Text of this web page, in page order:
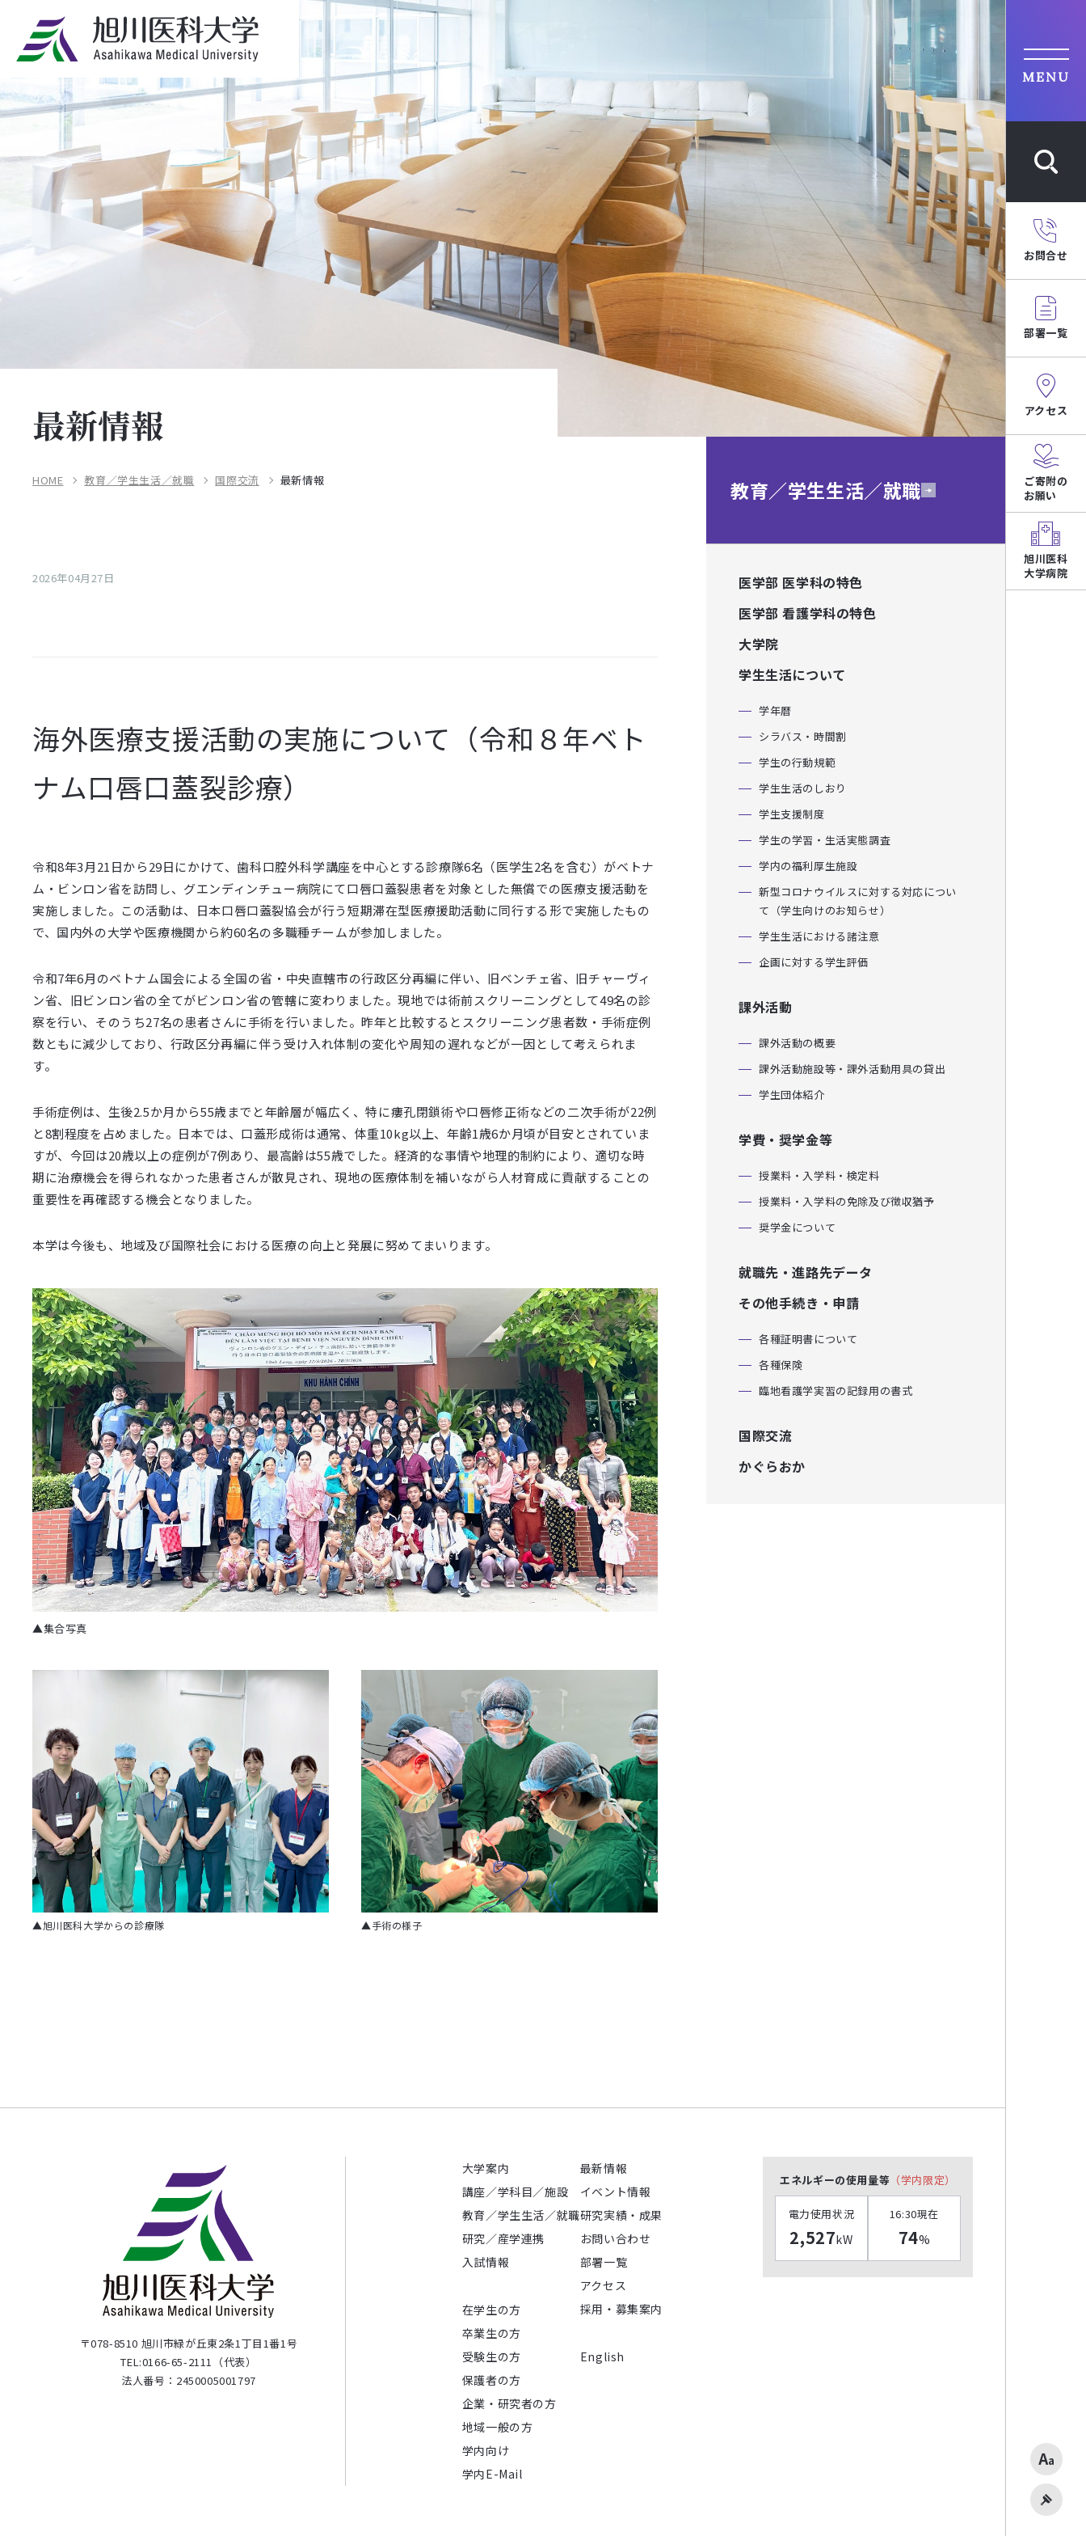
MENU
お問合せ
部署一覧
アクセス
ご寄附の
お願い
旭川医科
大学病院
最新情報
HOME 教育／学生生活／就職 国際交流 最新情報
2026年04月27日
海外医療支援活動の実施について（令和８年ベト
ナム口唇口蓋裂診療）
令和8年3月21日から29日にかけて、歯科口腔外科学講座を中心とする診療隊6名（医学生2名を含む）がベトナ
ム・ビンロン省を訪問し、グエンディンチュー病院にて口唇口蓋裂患者を対象とした無償での医療支援活動を
実施しました。この活動は、日本口唇口蓋裂協会が行う短期滞在型医療援助活動に同行する形で実施したもの
で、国内外の大学や医療機関から約60名の多職種チームが参加しました。
令和7年6月のベトナム国会による全国の省・中央直轄市の行政区分再編に伴い、旧ベンチェ省、旧チャーヴィ
ン省、旧ビンロン省の全てがビンロン省の管轄に変わりました。現地では術前スクリーニングとして49名の診
察を行い、そのうち27名の患者さんに手術を行いました。昨年と比較するとスクリーニング患者数・手術症例
数ともに減少しており、行政区分再編に伴う受け入れ体制の変化や周知の遅れなどが一因として考えられま
す。
手術症例は、生後2.5か月から55歳までと年齢層が幅広く、特に瘻孔閉鎖術や口唇修正術などの二次手術が22例
と8割程度を占めました。日本では、口蓋形成術は通常、体重10kg以上、年齢1歳6か月頃が目安とされていま
すが、今回は20歳以上の症例が7例あり、最高齢は55歳でした。経済的な事情や地理的制約により、適切な時
期に治療機会を得られなかった患者さんが散見され、現地の医療体制を補いながら人材育成に貢献することの
重要性を再確認する機会となりました。
本学は今後も、地域及び国際社会における医療の向上と発展に努めてまいります。
▲集合写真
▲旭川医科大学からの診療隊 ▲手術の様子
教育／学生生活／就職
医学部 医学科の特色
医学部 看護学科の特色
大学院
学生生活について
学年暦
シラバス・時間割
学生の行動規範
学生生活のしおり
学生支援制度
学生の学習・生活実態調査
学内の福利厚生施設
新型コロナウイルスに対する対応につい
て（学生向けのお知らせ）
学生生活における諸注意
企画に対する学生評価
課外活動
課外活動の概要
課外活動施設等・課外活動用具の貸出
学生団体紹介
学費・奨学金等
授業料・入学料・検定料
授業料・入学料の免除及び徴収猶予
奨学金について
就職先・進路先データ
その他手続き・申請
各種証明書について
各種保険
臨地看護学実習の記録用の書式
国際交流
かぐらおか
〒078-8510 旭川市緑が丘東2条1丁目1番1号
TEL:0166-65-2111（代表）
法人番号：2450005001797
大学案内
講座／学科目／施設
教育／学生生活／就職
研究／産学連携
入試情報
在学生の方
卒業生の方
受験生の方
保護者の方
企業・研究者の方
地域一般の方
学内向け
学内E-Mail
最新情報
イベント情報
研究実績・成果
お問い合わせ
部署一覧
アクセス
採用・募集案内
English
エネルギーの使用量等 （学内限定）
電力使用状況
2,527kW
16:30現在
74%